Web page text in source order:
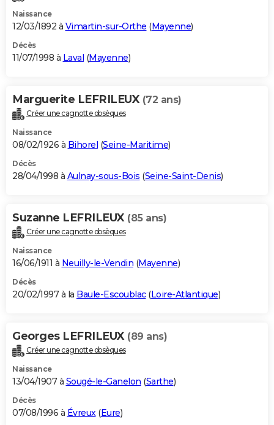
Naissance
12/03/1892 à Vimartin-sur-Orthe (Mayenne)
Décès
11/07/1998 à Laval (Mayenne)
Marguerite LEFRILEUX (72 ans)
Créer une cagnotte obsèques
Naissance
08/02/1926 à Bihorel (Seine-Maritime)
Décès
28/04/1998 à Aulnay-sous-Bois (Seine-Saint-Denis)
Suzanne LEFRILEUX (85 ans)
Créer une cagnotte obsèques
Naissance
16/06/1911 à Neuilly-le-Vendin (Mayenne)
Décès
20/02/1997 à la Baule-Escoublac(Loire-Atlantique)
Georges LEFRILEUX (89 ans)
Créer une cagnotte obsèques
Naissance
13/04/1907 à Sougé-le-Ganelon (Sarthe)
Décès
07/08/1996 à Évreux (Eure)